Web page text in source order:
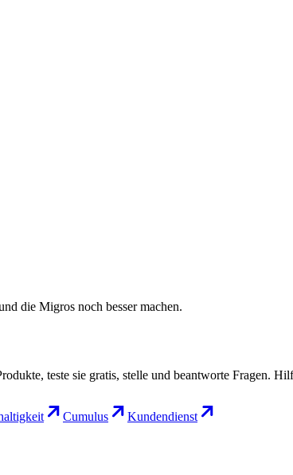
die Migros noch besser machen.
teste sie gratis, stelle und beantworte Fragen.
Cumulus Kundendienst